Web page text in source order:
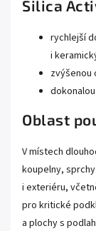
Silica
rychlejší
i
zvýšenou
Oblast
V místech
koupelny,
i exteriéru,
pro kritické
a plochy s